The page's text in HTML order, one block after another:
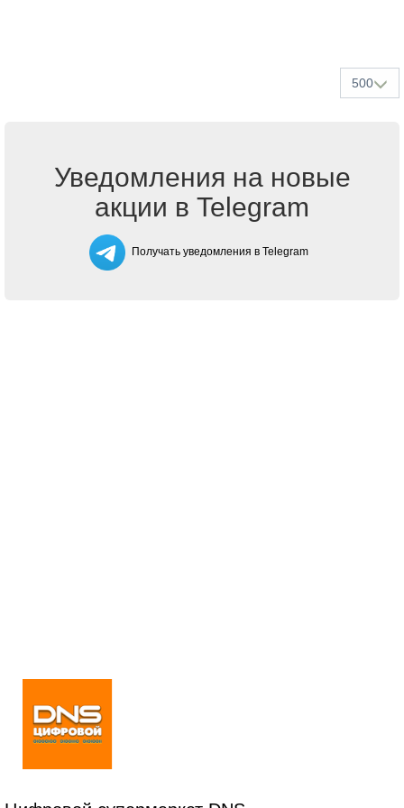
500
Уведомления на новые
акции в Telegram
Получать уведомления в Telegram